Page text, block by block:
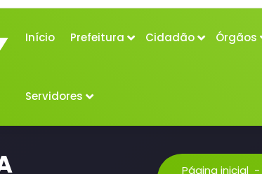
Início Prefeitura Cidadão Órgãos
Servidores
Página inicial -